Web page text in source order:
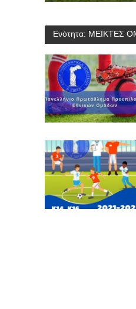
Ενότητα: ΜΕΙΚΤΕΣ